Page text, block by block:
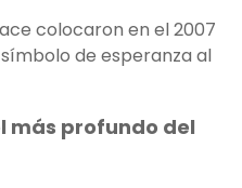
colocaron en el 2007
de esperanza al
más profundo del